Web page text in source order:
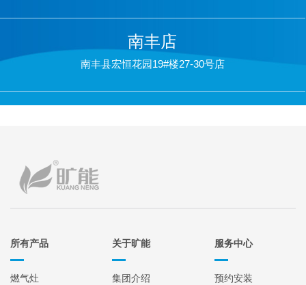
南丰店
南丰县宏恒花园19#楼27-30号店
所有产品
燃气灶
关于旷能
集团介绍
服务中心
预约安装